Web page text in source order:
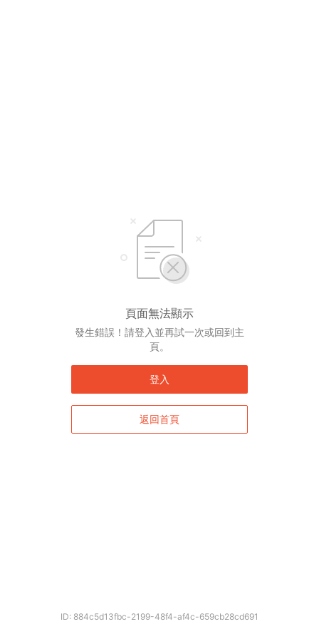
頁面無法顯示
發生錯誤！請登入並再試一次或回到主
頁。
登入
返回首頁
ID: 884c5d13fbc-2199-48f4-af4c-659cb28cd691